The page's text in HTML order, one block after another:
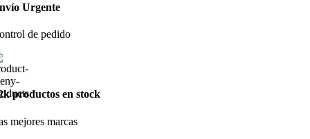
Urgente
de pedido
productos en stock
mejores marcas